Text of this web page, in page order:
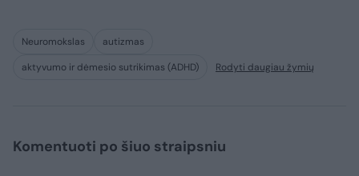
Neuromokslas
autizmas
aktyvumo ir dėmesio sutrikimas (ADHD)
Rodyti daugiau žymių
Komentuoti po šiuo straipsniu